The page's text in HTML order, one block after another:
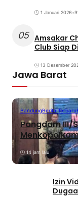
1 Januari 2026•
05 Amsakar
Club Siap
13 Desember
Jawa Barat
BandungBerita Terbaru
Pangdam III/
14 jam lalu
Izin